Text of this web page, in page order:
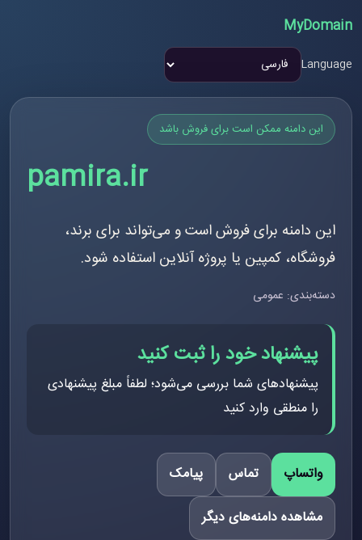
MyDomain
Language
این دامنه ممکن است برای فروش باشد
pamira.ir
این دامنه برای فروش است و می‌تواند برای برند،
فروشگاه، کمپین یا پروژه آنلاین استفاده شود.
دسته‌بندی: عمومی
پیشنهاد خود را ثبت کنید
پیشنهادهای شما بررسی می‌شود؛ لطفاً مبلغ پیشنهادی
را منطقی وارد کنید
واتساپ تماس
پیامک
مشاهده دامنه‌های دیگر